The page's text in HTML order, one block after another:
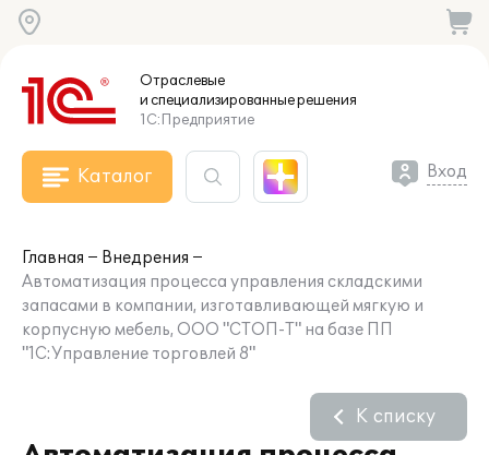
Отраслевые
и специализированныерешения
1С:Предприятие
Каталог Вход
Главная
Внедрения
Автоматизация процесса управления складскими
запасами в компании, изготавливающей мягкую и
корпусную мебель, ООО "СТОП-Т" на базе ПП
"1С:Управление торговлей 8"
К списку